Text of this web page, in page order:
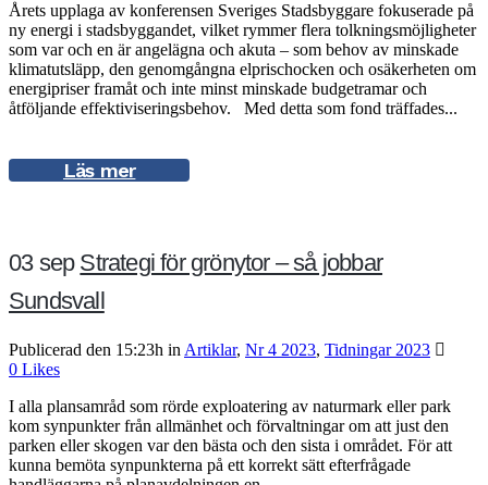
Årets upplaga av konferensen Sveriges Stadsbyggare fokuserade på
ny energi i stadsbyggandet, vilket rymmer flera tolkningsmöjligheter
som var och en är angelägna och akuta – som behov av minskade
klimatutsläpp, den genomgångna elprischocken och osäkerheten om
energipriser framåt och inte minst minskade budgetramar och
åtföljande effektiviseringsbehov. Med detta som fond träffades...
Läs mer
03 sep Strategi för grönytor – så jobbar
Sundsvall
Publicerad den 15:23h in Artiklar, Nr 4 2023, Tidningar 2023
0 Likes
I alla plansamråd som rörde exploatering av naturmark eller park
kom synpunkter från allmänhet och förvaltningar om att just den
parken eller skogen var den bästa och den sista i området. För att
kunna bemöta synpunkterna på ett korrekt sätt efterfrågade